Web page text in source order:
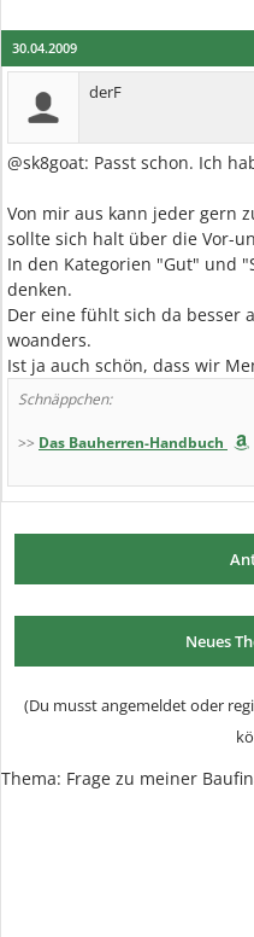
30.04.2009
derF
@sk8goat: Passt schon. Ich
Von mir aus kann jeder gern
sollte sich halt über die Vor-
In den Kategorien "Gut" und
denken.
Der eine fühlt sich da besser
woanders.
Ist ja auch schön, dass wir
Schnäppchen:
>> Das Bauherren-Handbuch
Neues
(Du musst angemeldet oder
Thema: Frage zu meiner